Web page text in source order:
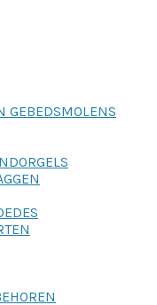
GEBEDSMOLENS